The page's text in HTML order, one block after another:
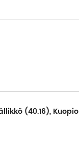
(40.16), Kuopio